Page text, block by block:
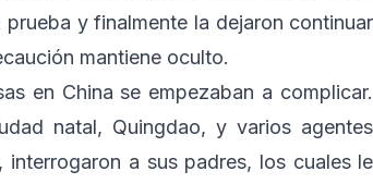
y finalmente la dejaron continuar
mantiene oculto.
en China se empezaban a complicar.
natal, Quingdao, y varios agentes
a sus padres, los cuales le